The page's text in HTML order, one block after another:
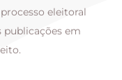
eleitoral
publicações em